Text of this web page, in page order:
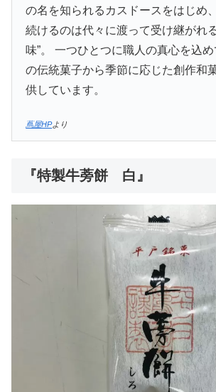
の名を知られるカスドースをはじめ
続けるのは代々に渡って受け継がれ
味”。 一つひとつに職人の真心を込
の伝統菓子から季節に応じた創作和
供しています。
蔦屋HPより
『特製牛蒡餅 白』